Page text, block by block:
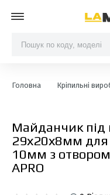
Головна Кріпильні
Майданчик під
29х20х8мм для
10мм з
APRO